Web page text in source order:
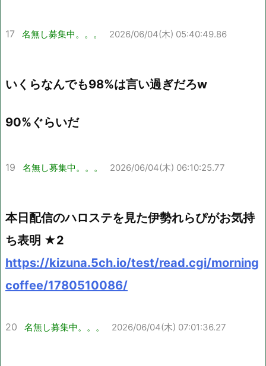
17 名無し募集中。。。 2026/06/04(木) 05:40:49.86
いくらなんでも98%は言い過ぎだろw
90%ぐらいだ
19 名無し募集中。。。 2026/06/04(木) 06:10:25.77
本日配信のハロステを見た伊勢れらぴがお気持
ち表明 ★2
https://kizuna.5ch.io/test/read.cgi/morning
coffee/1780510086/
20 名無し募集中。。。 2026/06/04(木) 07:01:36.27